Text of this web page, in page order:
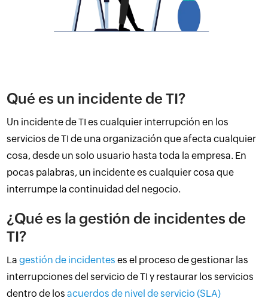
Qué es un incidente de TI?
Un incidente de TI es cualquier interrupción en los
servicios de TI de una organización que afecta cualquier
cosa, desde un solo usuario hasta toda la empresa. En
pocas palabras, un incidente es cualquier cosa que
interrumpe la continuidad del negocio.
¿Qué es la gestión de incidentes de
TI?
Lagestión de incidentes es el proceso de gestionar las
interrupciones del servicio de TI y restaurar los servicios
dentro de losacuerdos de nivel de servicio (SLA)